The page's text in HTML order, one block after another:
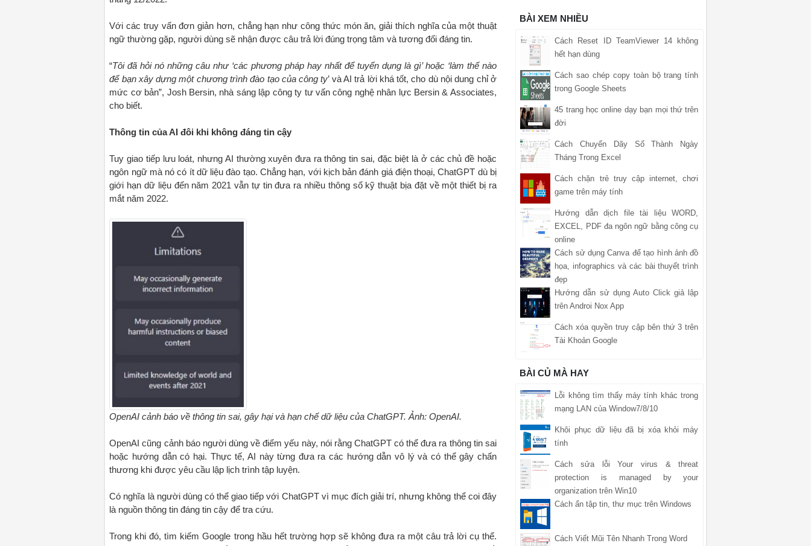
Với các truy vấn đơn giản hơn, chẳng hạn như công thức món ăn, giải thích nghĩa của một thuật
ngữ thường gặp, người dùng sẽ nhận được câu trả lời đúng trọng tâm và tương đối đáng tin.
“Tôi đã hỏi nó những câu như ‘các phương pháp hay nhất để tuyển dụng là gì’ hoặc ‘làm thế nào
để bạn xây dựng một chương trình đào tạo của công ty’ và AI trả lời khá tốt, cho dù nội dung chỉ ở
mức cơ bản”, Josh Bersin, nhà sáng lập công ty tư vấn công nghệ nhân lực Bersin & Associates,
cho biết.
Thông tin của AI đôi khi không đáng tin cậy
Tuy giao tiếp lưu loát, nhưng AI thường xuyên đưa ra thông tin sai, đặc biệt là ở các chủ đề hoặc
ngôn ngữ mà nó có ít dữ liệu đào tạo. Chẳng hạn, với kịch bản đánh giá điện thoại, ChatGPT dù bị
giới hạn dữ liệu đến năm 2021 vẫn tự tin đưa ra nhiều thông số kỹ thuật bịa đặt về một thiết bị ra
mắt năm 2022.
OpenAI cảnh báo về thông tin sai, gây hại và hạn chế dữ liệu của ChatGPT. Ảnh: OpenAI.
OpenAI cũng cảnh báo người dùng về điểm yếu này, nói rằng ChatGPT có thể đưa ra thông tin sai
hoặc hướng dẫn có hại. Thực tế, AI này từng đưa ra các hướng dẫn vô lý và có thể gây chấn
thương khi được yêu cầu lập lịch trình tập luyện.
Có nghĩa là người dùng có thể giao tiếp với ChatGPT vì mục đích giải trí, nhưng không thể coi đây
là nguồn thông tin đáng tin cậy để tra cứu.
Trong khi đó, tìm kiếm Google trong hầu hết trường hợp sẽ không đưa ra một câu trả lời cụ thể.
BÀI XEM NHIỀU
Cách Reset ID TeamViewer 14 không
hết hạn dùng
Cách sao chép copy toàn bộ trang tính
trong Google Sheets
45 trang học online dạy bạn mọi thứ trên
đời
Cách Chuyển Dãy Số Thành Ngày
Tháng Trong Excel
Cách chặn trẻ truy cập internet, chơi
game trên máy tính
Hướng dẫn dịch file tài liệu WORD,
EXCEL, PDF đa ngôn ngữ bằng công cụ
online
Cách sử dụng Canva để tạo hình ảnh đồ
họa, infographics và các bài thuyết trình
đẹp
Hướng dẫn sử dụng Auto Click giả lập
trên Androi Nox App
Cách xóa quyền truy cập bên thứ 3 trên
Tài Khoản Google
BÀI CỦ MÀ HAY
Lỗi không tìm thấy máy tính khác trong
mạng LAN của Window7/8/10
Khôi phục dữ liệu đã bị xóa khỏi máy
tính
Cách sửa lỗi Your virus & threat
protection is managed by your
organization trên Win10
Cách ẩn tập tin, thư mục trên Windows
Cách Viết Mũi Tên Nhanh Trong Word